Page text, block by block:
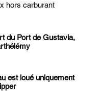
hors carburant
du Port de Gustavia,
est loué uniquement